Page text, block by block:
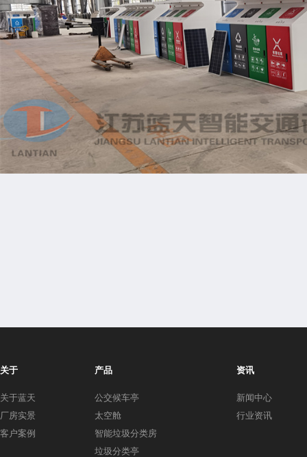
关于
关于蓝天
厂房实景
客户案例
产品
公交候车亭
太空舱
智能垃圾分类房
垃圾分类亭
资讯
新闻中心
行业资讯